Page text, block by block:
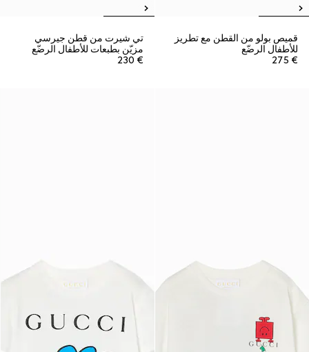
قميص بولو من القطن مع تطريز
للأطفال الرضّع
€ 275
تي شيرت من قطن جيرسي
مزيّن بطبعات للأطفال الرضّع
€ 230